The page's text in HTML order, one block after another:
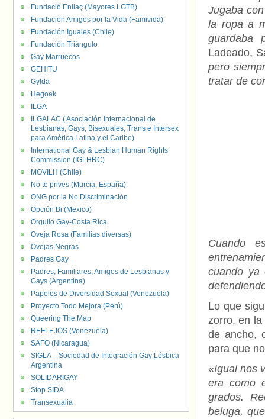
Jugaba
la ropa a
guardaba
Ladeado,
pero
tratar de
Cuando
cuando ya
Lo que
zorro, en
de ancho,
para que
«Igual nos
era como
grados.
beluga,
Fundació Enllaç (Mayores LGTB)
Fundacion Amigos por la Vida (Famivida)
Fundación Iguales (Chile)
Fundación Triángulo
Gay Marruecos
GEHITU
Gylda
Hegoak
ILGA
ILGALAC ( Asociación Internacional de
Lesbianas, Gays, Bisexuales, Trans e Intersex
para América Latina y el Caribe)
International Gay & Lesbian Human Rights
Commission (IGLHRC)
MOVILH (Chile)
No te prives (Murcia, España)
ONG por la No Discriminación
Opción Bi (Mexico)
Orgullo Gay-Costa Rica
Oveja Rosa (Familias diversas)
Ovejas Negras
Padres Gay
Padres, Familiares, Amigos de Lesbianas y
Gays (Argentina)
Papeles de Diversidad Sexual (Venezuela)
Proyecto Todo Mejora (Perú)
Queering The Map
REFLEJOS (Venezuela)
SAFO (Nicaragua)
SIGLA – Sociedad de Integración Gay Lésbica
Argentina
SOLIDARIGAY
Stop SIDA
Transexualia